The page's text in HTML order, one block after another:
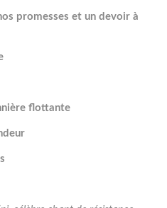
promesses et un devoir à
flottante